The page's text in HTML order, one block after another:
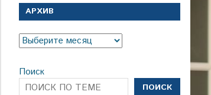
АРХИВ
Архив
Поиск
ПОИСК